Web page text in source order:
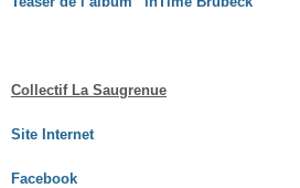
Collectif La Saugrenue
Site Internet
Facebook